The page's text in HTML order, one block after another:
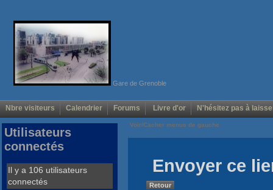
Gare de Grenoble
Nbre visiteurs Calendrier Forums Livre d'or N'hésitez pas à
Voir/Cacher menus de gauche
Envoyer ce
Retour
Utilisateurs
connectés
Il y a 106 utilisateurs
connectés